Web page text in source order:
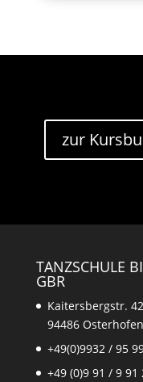
zur
TANZSCHULE
GBR
Kaitersbergstr.
94486 Osterhofen
+49(0)9932 / 95
+49 (0)9 91 / 9 91